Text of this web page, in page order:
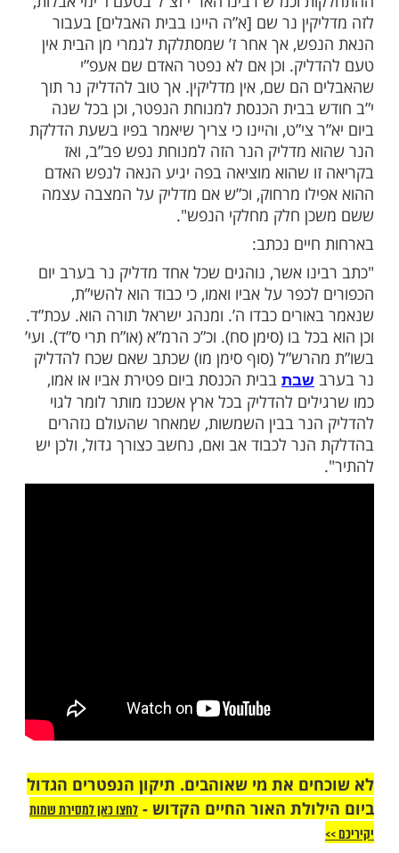
רבינו בחיי ז”ל בפ’ תרומה וז”ל: וידוע כי
בהדלקת הנרות והיא מתהלכת בעדוני
ומתפשטת ומתרחבת מתוך הנאת האורה
חתיכת אור חצובה מאור השכל, ומן הטעם
אחר האור שהוא מינה אעפ”י שהוא אור
אור רוחני זך ופשוט. ועל כן המשילה
לנר הוא שאמר נר ה’ נשמת אדם עכ”ל.
יש לה הנאה מן האור וכו’. ועל כן בתוך
נפש הנפטר עודנה מצויה בתוך הבית כפי
וכמ”ש רבינו האר”י זצ”ל בטעם ז’ ימי אבלות,
נר שם [א”ה היינו בבית האבלים] בעבור
אך אחר ז’ שמסתלקת לגמרי מן הבית אין
וכן אם לא נפטר האדם שם אעפ”י
שם, אין מדליקין. אך טוב להדליק נר תוך
בבית הכנסת למנוחת הנפטר, וכן בכל שנה
צי”ט, והיינו כי צריך שיאמר בפיו בשעת הדלקת
מדליק הנר הזה למנוחת נפש פב”ב, ואז
שהוא מוציאה בפה יגיע הנאה לנפש האדם
(סוף סימן מו) שכתב שאם שכח להדליק
בבין השמשות, שמאחר שהעולם נזהרים
לכבוד אב ואם, נחשב כצורך גדול, ולכן יש